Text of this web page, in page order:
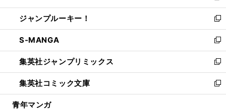
開
く
ウ
で
開
く
ン
ド
ウ
で
開
く
ウ
ィ
ン
ド
ウ
で
開
く
し
い
ウ
ィ
ン
ド
ウ
で
開
ジャンプルーキー！
新
し
い
ウ
ィ
ン
ド
ウ
S-MANGA
新
し
い
ウ
ィ
ン
集英社ジャンプリミックス
新
し
い
ウ
集英社コミック文庫
新
し
青年マンガ